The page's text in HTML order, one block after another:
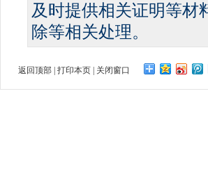
及时提供相关证明等材
除等相关处理。
返回顶部 | 打印本页 | 关闭窗口